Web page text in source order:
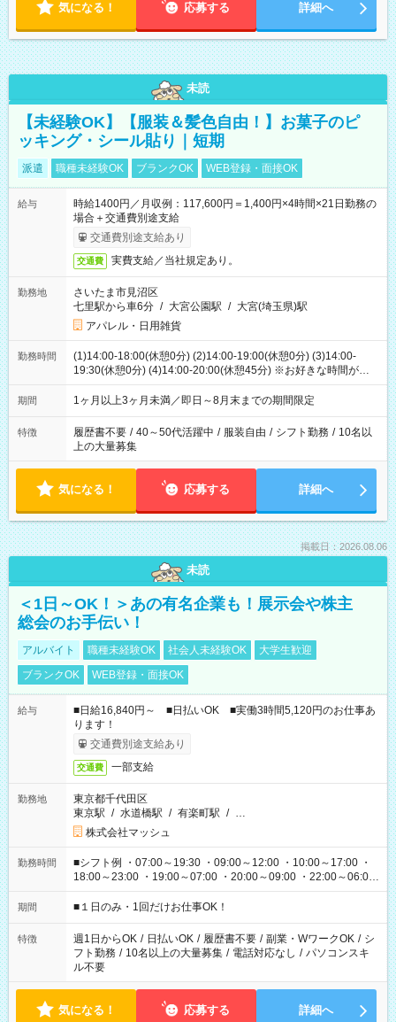
気になる！ 応募する 詳細へ
未読
【未経験OK】【服装＆髪色自由！】お菓子のピ
ッキング・シール貼り｜短期
派遣 職種未経験OK ブランクOK WEB登録・面接OK
給与
時給1400円／月収例：117,600円＝1,400円×4時間×21日勤務の
場合＋交通費別途支給
交通費別途支給あり
交通費 実費支給／当社規定あり。
勤務地
さいたま市見沼区
七里駅から車6分 / 大宮公園駅 / 大宮(埼玉県)駅
アパレル・日用雑貨
勤務時間
(1)14:00-18:00(休憩0分) (2)14:00-19:00(休憩0分) (3)14:00-
19:30(休憩0分) (4)14:00-20:00(休憩45分) ※お好きな時間が選べ
ます
期間 1ヶ月以上3ヶ月未満／即日～8月末までの期間限定
特徴 履歴書不要 / 40～50代活躍中 / 服装自由 / シフト勤務 / 10名以
上の大量募集
気になる！ 応募する 詳細へ
掲載日：2026.08.06
未読
＜1日～OK！＞あの有名企業も！展示会や株主
総会のお手伝い！
アルバイト 職種未経験OK 社会人未経験OK
大学生歓迎
ブランクOK
WEB登録・面接OK
給与
■日給16,840円～ ■日払いOK ■実働3時間5,120円のお仕事あ
ります！
交通費別途支給あり
交通費 一部支給
勤務地
東京都千代田区
東京駅 / 水道橋駅 / 有楽町駅 / …
株式会社マッシュ
勤務時間
■シフト例 ・07:00～19:30 ・09:00～12:00 ・10:00～17:00 ・
18:00～23:00 ・19:00～07:00 ・20:00～09:00 ・22:00～06:00
etc ★最短で3時間で5,120円のお仕事から 15時間で2万円近く稼
げるお仕事も！ ご希望のお時間に合わせてご紹介！ ※シフトは
ください！
期間 ■１日のみ・1回だけお仕事OK！
特徴 週1日からOK / 日払いOK / 履歴書不要 / 副業・WワークOK / シ
フト勤務 / 10名以上の大量募集 / 電話対応なし / パソコンスキ
ル不要
気になる！ 応募する 詳細へ